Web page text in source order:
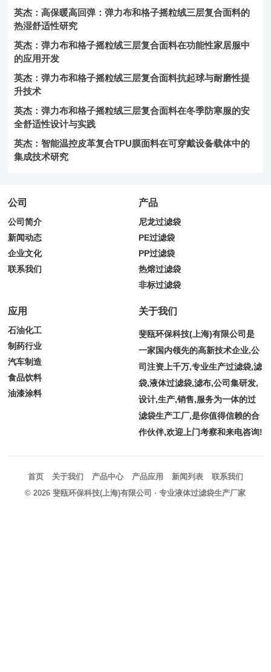
英杰：高保暖高回弹：弹力布和格子摇粒绒三层复合面料的
热湿舒适性研究
英杰：弹力布和格子摇粒绒三层复合面料在功能性家居服中
的应用开发
英杰：弹力布和格子摇粒绒三层复合面料抗起球与耐磨性提
升技术
英杰：弹力布和格子摇粒绒三层复合面料在冬季防寒服的安
全舒适性设计与实践
英杰：智能温控皮革复合TPU膜面料在可穿戴设备载体中的
集成技术研究
公司
公司简介
新闻动态
企业文化
联系我们
产品
尼龙过滤袋
PE过滤袋
PP过滤袋
热熔过滤袋
非标过滤袋
应用
石油化工
制药行业
汽车制造
食品饮料
油漆涂料
关于我们
斐瓯环保科技(上海)有限公司是
一家国内领先的高新技术企业,公
司注资上千万,专业生产过滤袋,滤
袋,液体过滤袋,滤布,公司集研发,
设计,生产,销售,服务为一体的过
滤袋生产工厂,是你值得信赖的合
作伙伴,欢迎上门考察和来电咨询!
首页 关于我们 产品中心 产品应用 新闻列表
联系我们
© 2026斐瓯环保科技(上海)有限公司 · 专业液体过滤袋生产厂家